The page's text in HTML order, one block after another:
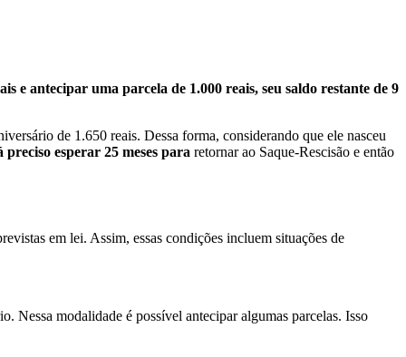
e antecipar uma parcela de 1.000 reais, seu saldo restante de 9
de 1.650 reais. Dessa forma, considerando que ele nasceu
esperar 25 meses para retornar ao Saque-Rescisão e então
em lei. Assim, essas condições incluem situações de
Nessa modalidade é possível antecipar algumas parcelas. Isso